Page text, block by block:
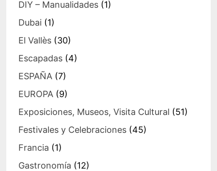
DIY – Manualidades(1)
Dubai (1)
El Vallès(30)
Escapadas(4)
ESPAÑA(7)
EUROPA(9)
Exposiciones, Museos, Visita Cultural (51)
Festivales y Celebraciones(45)
Francia (1)
Gastronomía (12)